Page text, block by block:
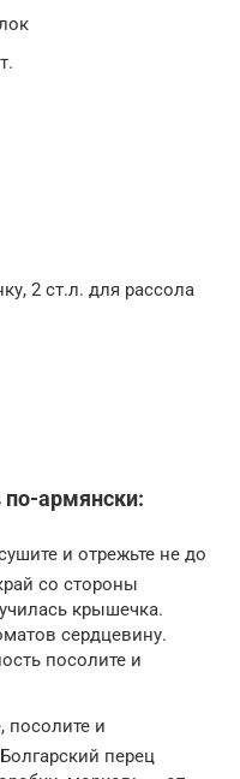
2 ст.л. для рассола
по-армянски:
и отрежьте не до
со стороны
крышечка.
сердцевину.
посолите и
посолите и
перец